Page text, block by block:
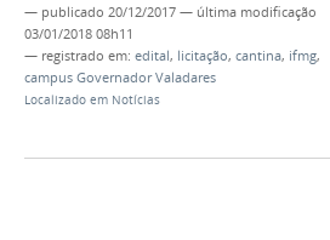
— publicado 20/12/2017 — última modificação
03/01/2018 08h11
— registrado em: edital, licitação, cantina, ifmg,
campus Governador Valadares
Localizado em Notícias